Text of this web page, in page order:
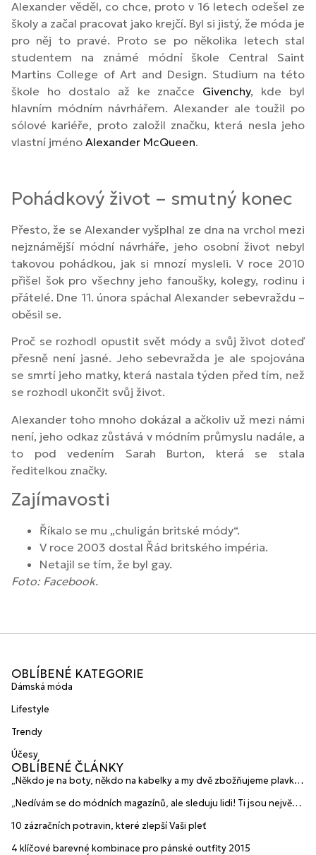
Alexander věděl, co chce, proto v 16 letech odešel ze
školy a začal pracovat jako krejčí. Byl si jistý, že móda je
pro něj to pravé. Proto se po několika letech stal
studentem na známé módní škole Central Saint
Martins College of Art and Design. Studium na této
škole ho dostalo až ke značce Givenchy, kde byl
hlavním módním návrhářem. Alexander ale toužil po
sólové kariéře, proto založil značku, která nesla jeho
vlastní jméno Alexander McQueen.
Pohádkový život – smutný konec
Přesto, že se Alexander vyšplhal ze dna na vrchol mezi
nejznámější módní návrháře, jeho osobní život nebyl
takovou pohádkou, jak si mnozí mysleli. V roce 2010
přišel šok pro všechny jeho fanoušky, kolegy, rodinu i
přátelé. Dne 11. února spáchal Alexander sebevraždu –
oběsil se.
Proč se rozhodl opustit svět módy a svůj život doteď
přesně není jasné. Jeho sebevražda je ale spojována
se smrtí jeho matky, která nastala týden před tím, než
se rozhodl ukončit svůj život.
Alexander toho mnoho dokázal a ačkoliv už mezi námi
není, jeho odkaz zůstává v módním průmyslu nadále, a
to pod vedením Sarah Burton, která se stala
ředitelkou značky.
Zajímavosti
Říkalo se mu „chuligán britské módy“.
V roce 2003 dostal Řád britského impéria.
Netajil se tím, že byl gay.
Foto: Facebook.
OBLÍBENÉ KATEGORIE
Dámská móda
Lifestyle
Trendy
Účesy
OBLÍBENÉ ČLÁNKY
„Někdo je na boty, někdo na kabelky a my dvě zbožňujeme plavky“
HANAJANA Swimwear
„Nedívám se do módních magazínů, ale sleduju lidi! Ti jsou největší
10 zázračních potravin, které zlepší Vaši pleť
4 klíčové barevné kombinace pro pánské outfity 2015